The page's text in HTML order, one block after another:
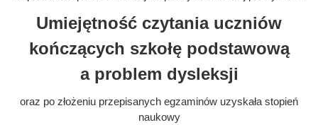
Umiejętność czytania uczniów
kończących szkołę podstawową
a problem dysleksji
oraz po złożeniu przepisanych egzaminów uzyskała stopień
naukowy